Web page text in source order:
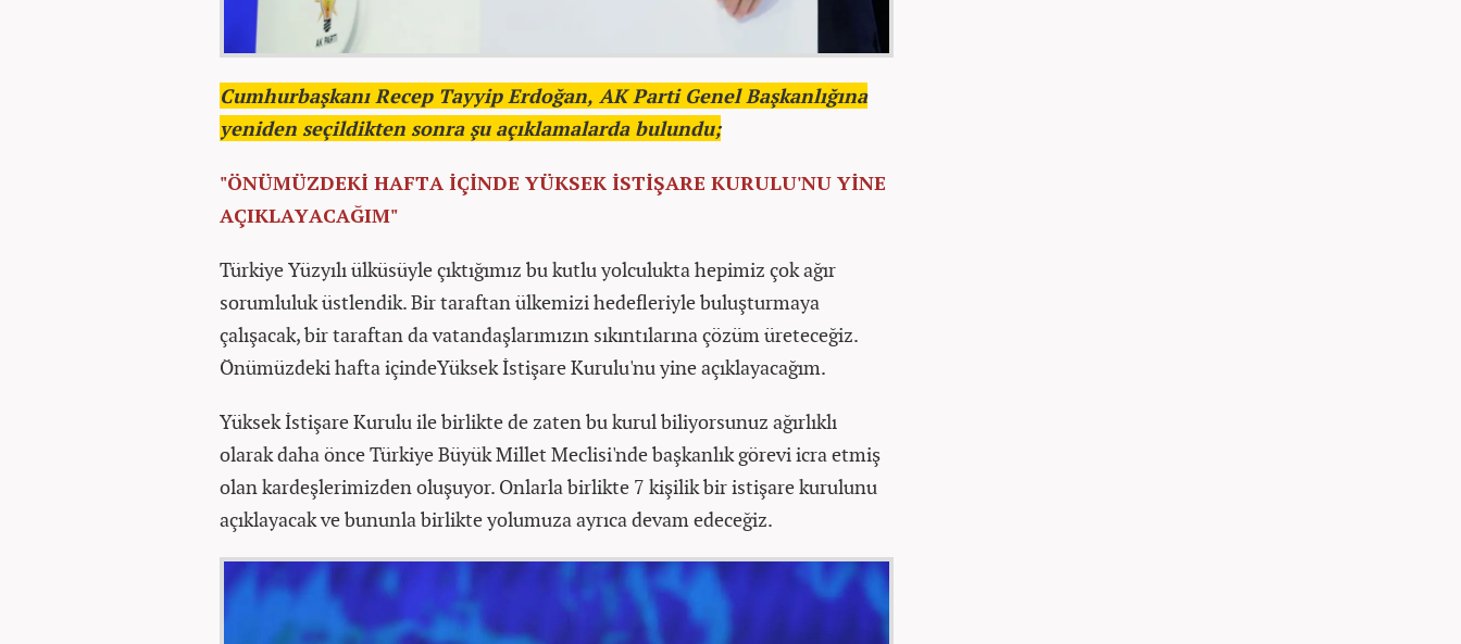
Cumhurbaşkanı Recep Tayyip Erdoğan, AK Parti Genel Başkanlığına
yeniden seçildikten sonra şu açıklamalarda bulundu;
"ÖNÜMÜZDEKİ HAFTA İÇİNDE YÜKSEK İSTİŞARE KURULU'NU YİNE
AÇIKLAYACAĞIM"
Türkiye Yüzyılı ülküsüyle çıktığımız bu kutlu yolculukta hepimiz çok ağır
sorumluluk üstlendik. Bir taraftan ülkemizi hedefleriyle buluşturmaya
çalışacak, bir taraftan da vatandaşlarımızın sıkıntılarına çözüm üreteceğiz.
Önümüzdeki hafta içindeYüksek İstişare Kurulu'nu yine açıklayacağım.
Yüksek İstişare Kurulu ile birlikte de zaten bu kurul biliyorsunuz ağırlıklı
olarak daha önce Türkiye Büyük Millet Meclisi'nde başkanlık görevi icra etmiş
olan kardeşlerimizden oluşuyor. Onlarla birlikte 7 kişilik bir istişare kurulunu
açıklayacak ve bununla birlikte yolumuza ayrıca devam edeceğiz.